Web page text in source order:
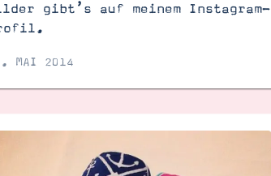
gibt’s auf meinem Instagram-
MAI 2014